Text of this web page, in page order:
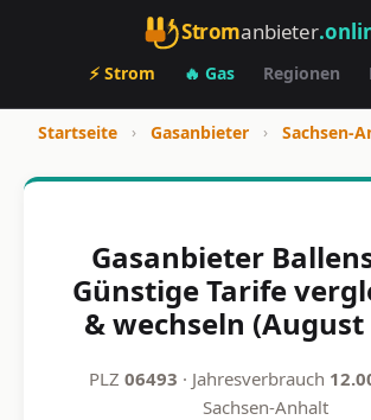
Stromanbieter
⚡ Strom 🔥 Gas Regionen
Startseite › Gasanbieter › Sachsen-
Gasanbieter
Günstige Tarife
& wechseln (August
PLZ 06493 · Jahresverbrauch
Sachsen-Anhalt